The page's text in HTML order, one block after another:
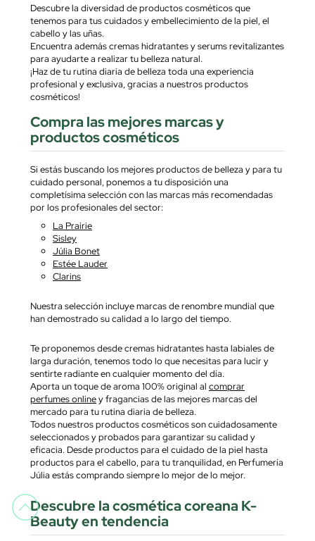
Descubre la diversidad de productos cosméticos que
tenemos para tus cuidados y embellecimiento de la piel, el
cabello y las uñas.
Encuentra además cremas hidratantes y serums revitalizantes
para ayudarte a realizar tu belleza natural.
¡Haz de tu rutina diaria de belleza toda una experiencia
profesional y exclusiva, gracias a nuestros productos
cosméticos!
Compra las mejores marcas y
productos cosméticos
Si estás buscando los mejores productos de belleza y para tu
cuidado personal, ponemos a tu disposición una
completísima selección con las marcas más recomendadas
por los profesionales del sector:
La Prairie
Sisley
Júlia Bonet
Estée Lauder
Clarins
Nuestra selección incluye marcas de renombre mundial que
han demostrado su calidad a lo largo del tiempo.
Te proponemos desde cremas hidratantes hasta labiales de
larga duración, tenemos todo lo que necesitas para lucir y
sentirte radiante en cualquier momento del día.
Aporta un toque de aroma 100% original al comprar
perfumes onliney fragancias de las mejores marcas del
mercado para tu rutina diaria de belleza.
Todos nuestros productos cosméticos son cuidadosamente
seleccionados y probados para garantizar su calidad y
eficacia. Desde productos para el cuidado de la piel hasta
productos para el cabello, para tu tranquilidad, en Perfumería
Júlia estás comprando siempre lo mejor de lo mejor.
Descubre la cosmética coreana K-
Beauty en tendencia